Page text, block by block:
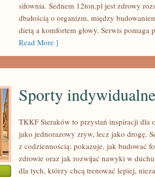
siłownia. Sednem 12ton.pl jest zdrowy
dbałością o organizm, między
dietą a komfortem głowy. Serwis pomaga
Read More ]
Sporty indywidualne
TKKF Sieraków to przystań inspiracji dla
jako jednorazowy zryw, lecz jako drogę.
z codziennością: pokazuje, jak budować
zdrowie oraz jak rozwijać nawyki w
dla tych, którzy chcą trenować lepiej,